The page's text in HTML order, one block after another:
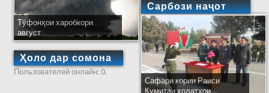
Тӯфонҳои харобкори
август
Ҳоло дар сомона
Пользователей онлайн: 0.
Сарбози наҷот
Сафари кории Раиси
Кумитаи ҳолатҳои